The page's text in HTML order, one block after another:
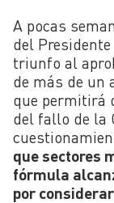
A pocas
del
triunfo al
de más de un
que permitirá
del fallo de la
que sectores
fórmula
por